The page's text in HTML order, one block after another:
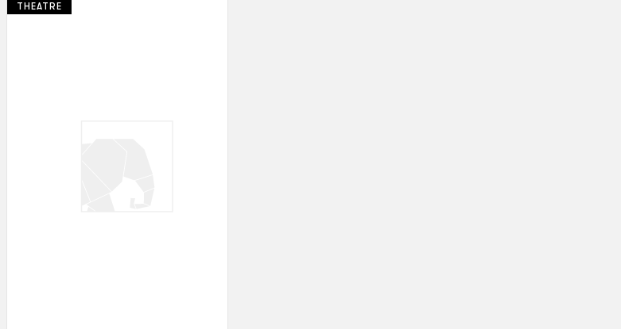
THEATRE